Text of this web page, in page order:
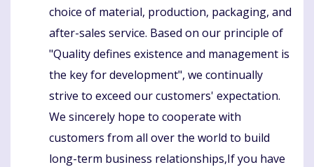
choice of material, production, packaging, and
after-sales service. Based on our principle of
"Quality defines existence and management is
the key for development", we continually
strive to exceed our customers' expectation.
We sincerely hope to cooperate with
customers from all over the world to build
long-term business relationships,If you have